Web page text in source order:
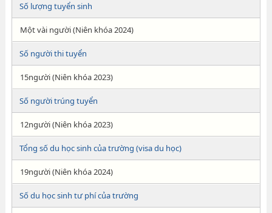
Số lượng tuyển sinh
Một vài người (Niên khóa 2024)
Số người thi tuyển
15người (Niên khóa 2023)
Số người trúng tuyển
12người (Niên khóa 2023)
Tổng số du học sinh của trường (visa du học)
19người (Niên khóa 2024)
Số du học sinh tư phí của trường